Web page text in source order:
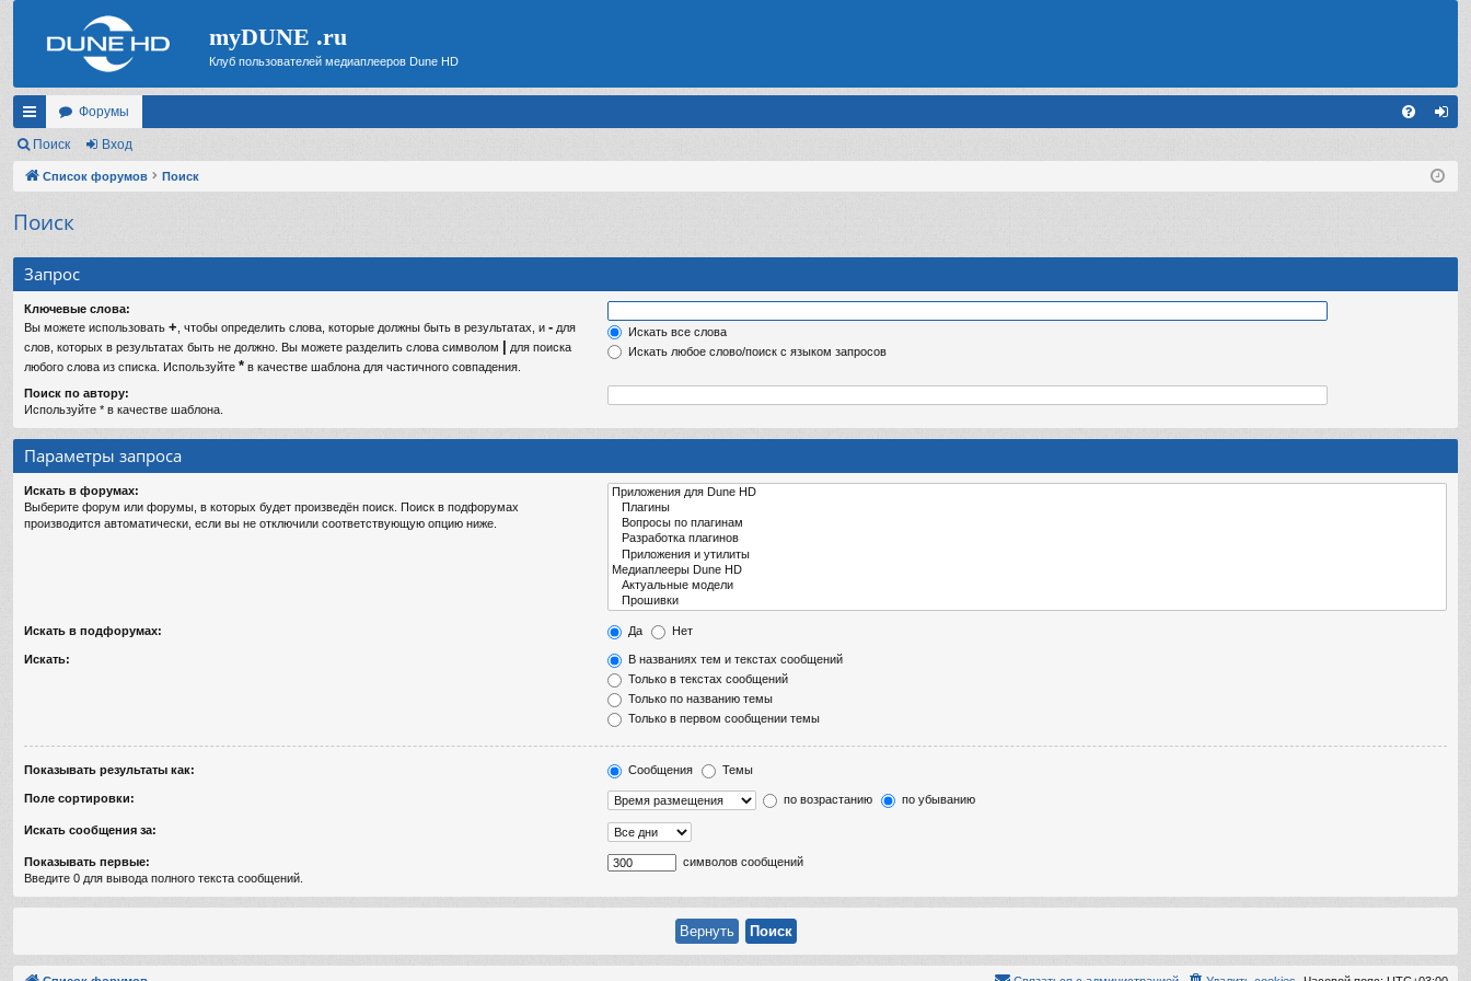
myDUNE .ru
Клуб пользователей медиаплееров Dune HD
с
ы
Форумы
д
Поиск Вход
Список форумов Поиск
Поиск
Запрос
Ключевые слова:
Вы можете использовать + , чтобы определить слова, которые должны быть в результатах, и - для
слов, которых в результатах быть не должно. Вы можете разделить слова символом
для поиска
любого слова из списка. Используйте * в качестве шаблона для частичного совпадения.
Искать все слова
Искать любое слово/поиск с языком запросов
Поиск по автору:
Используйте * в качестве шаблона.
Параметры запроса
Искать в форумах:
Выберите форум или форумы, в которых будет произведён поиск. Поиск в подфорумах
производится автоматически, если вы не отключили соответствующую опцию ниже.
Искать в подфорумах: Да Нет
Искать:
В названиях тем и текстах сообщений
Только в текстах сообщений
Только по названию темы
Только в первом сообщении темы
Показывать результаты как: Сообщения Темы
Поле сортировки: по возрастанию по убыванию
Искать сообщения за:
Показывать первые:
Введите 0 для вывода полного текста сообщений.
символов сообщений